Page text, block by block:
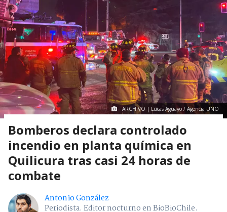
ARCHIVO | Lucas Aguayo / Agencia UNO
Bomberos declara controlado
incendio en planta química en
Quilicura tras casi 24 horas de
combate
Antonio González
Periodista. Editor nocturno en BioBioChile.